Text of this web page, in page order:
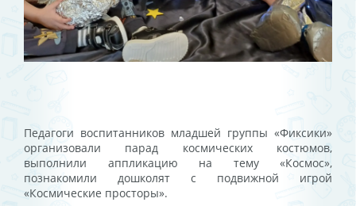
Педагоги воспитанников младшей группы «Фиксики»
организовали парад космических костюмов,
выполнили аппликацию на тему «Космос»,
познакомили дошколят с подвижной игрой
«Космические просторы».